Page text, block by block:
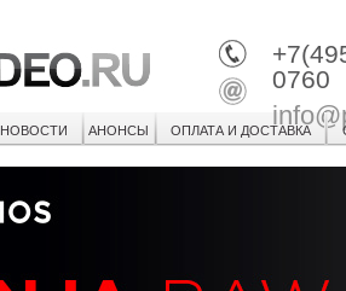
0760
НОВОСТИ АНОНСЫ ОПЛАТА И ДОСТАВКА